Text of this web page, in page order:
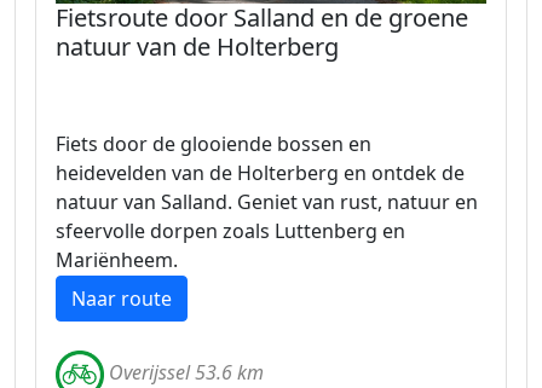
Fietsroute door Salland en de groene
natuur van de Holterberg
Fiets door de glooiende bossen en
heidevelden van de Holterberg en ontdek de
natuur van Salland. Geniet van rust, natuur en
sfeervolle dorpen zoals Luttenberg en
Mariënheem.
Naar route
Overijssel 53.6 km